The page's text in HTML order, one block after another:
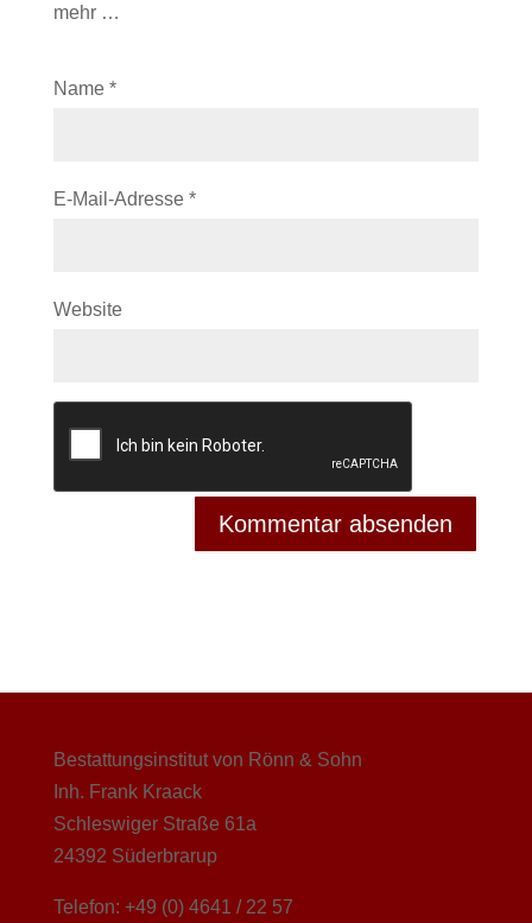
mehr …
Name *
E-Mail-Adresse *
Website
Bestattungsinstitut von Rönn & Sohn
Inh. Frank Kraack
Schleswiger Straße 61a
24392 Süderbrarup
Telefon: +49 (0) 4641 / 22 57